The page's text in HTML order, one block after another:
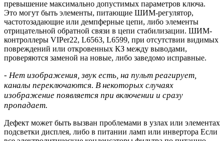
превышение максимально допустимых параметров ключа.
Это могут быть элементы, питающие ШИМ-регулятор,
частотозадающие или демпферные цепи, либо элементы
отрицательной обратной связи в цепи стабилизации. ШИМ-
контроллеры VIPer22, L6563, L6599, при отсутствии видимых
повреждений или откровенных КЗ между выводами,
проверяются заменой на новые, либо заведомо исправные.
- Нет изображения, звук есть, на пульт реагирует,
каналы переключаются. В некоторых случаях
изображение появляется при включении и сразу
пропадает.
Дефект может быть вызван проблемами в узлах или элементах
подсветки дисплея, либо в питании ламп или инвертора Если